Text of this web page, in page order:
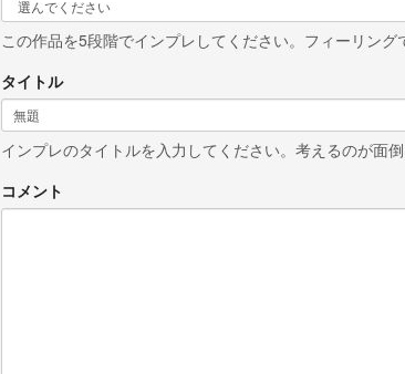
この作品を5段階でインプレしてください。フィーリング
タイトル
インプレのタイトルを入力してください。考えるのが面
コメント